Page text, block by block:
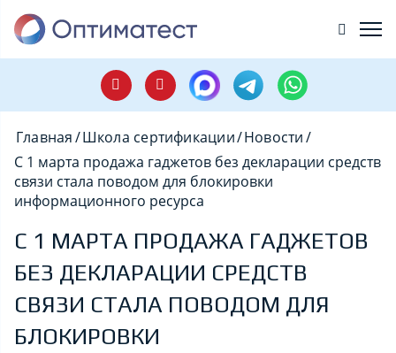
Главная/Школа сертификации/Новости/
С 1 марта продажа гаджетов без декларации средств
связи стала поводом для блокировки
информационного ресурса
С 1 МАРТА ПРОДАЖА ГАДЖЕТОВ
БЕЗ ДЕКЛАРАЦИИ СРЕДСТВ
СВЯЗИ СТАЛА ПОВОДОМ ДЛЯ
БЛОКИРОВКИ